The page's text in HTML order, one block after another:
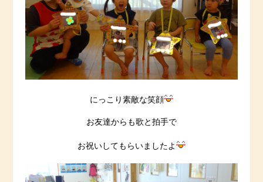
にっこり素敵な笑顔
お友達からも歌と拍手で
お祝いしてもらいましたよ